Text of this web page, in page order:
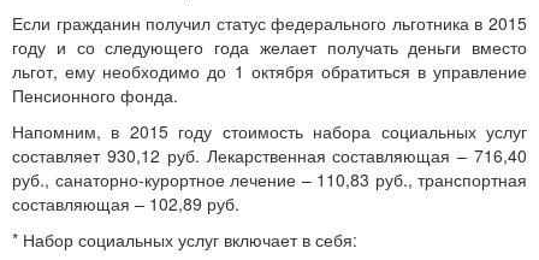
Если гражданин получил статус федерального льготника в 2015
году и со следующего года желает получать деньги вместо
льгот, ему необходимо до 1 октября обратиться в управление
Пенсионного фонда.
Напомним, в 2015 году стоимость набора социальных услуг
составляет 930,12 руб. Лекарственная составляющая – 716,40
руб., санаторно-курортное лечение – 110,83 руб., транспортная
составляющая – 102,89 руб.
* Набор социальных услуг включает в себя: